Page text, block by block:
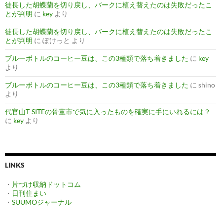
徒長した胡蝶蘭を切り戻し、バークに植え替えたのは失敗だったこ
とが判明 に key より
徒長した胡蝶蘭を切り戻し、バークに植え替えたのは失敗だったこ
とが判明 に ぽけっと より
ブルーボトルのコーヒー豆は、この3種類で落ち着きました に key
より
ブルーボトルのコーヒー豆は、この3種類で落ち着きました に shino
より
代官山T-SITEの骨董市で気に入ったものを確実に手にいれるには？
に key より
LINKS
・ 片づけ収納ドットコム
・ 日刊住まい
・ SUUMOジャーナル